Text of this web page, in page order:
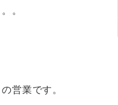
。
営業です。